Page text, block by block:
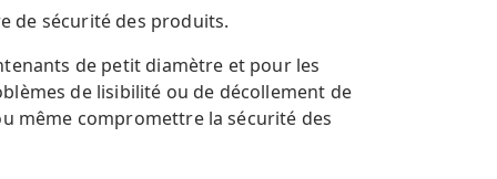
de sécurité des produits.
de petit diamètre et pour les
de lisibilité ou de décollement de
même compromettre la sécurité des